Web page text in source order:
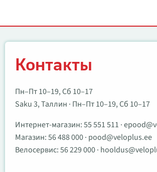
Контакты
Пн–Пт 10–19, Сб 10–17
Saku 3, Таллин · Пн–Пт 10–19, Сб 10–17
Интернет-магазин:55 551 511 ·
Магазин:56 488 000· pood@veloplus.ee
Велосервис:56 229 000·